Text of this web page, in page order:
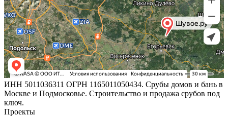
ИНН 5011036311 ОГРН 1165011050434. Срубы домов и бань в
Москве и Подмосковье. Строительство и продажа срубов под
ключ.
Проекты